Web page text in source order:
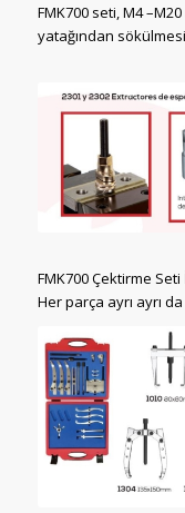
FMK700 seti, M4
yatağından
FMK700 Çektirme Seti
Her parça ayrı ayrı